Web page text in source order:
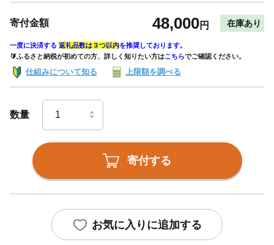
寄付金額 48,000円 在庫あり
一度に決済する 返礼品数は３つ以内を推奨しております。
🔰ふるさと納税が初めての方、詳しく知りたい方はこちらでご確認ください。
仕組みについて知る 上限額を調べる
数量
寄付する
お気に入りに追加する